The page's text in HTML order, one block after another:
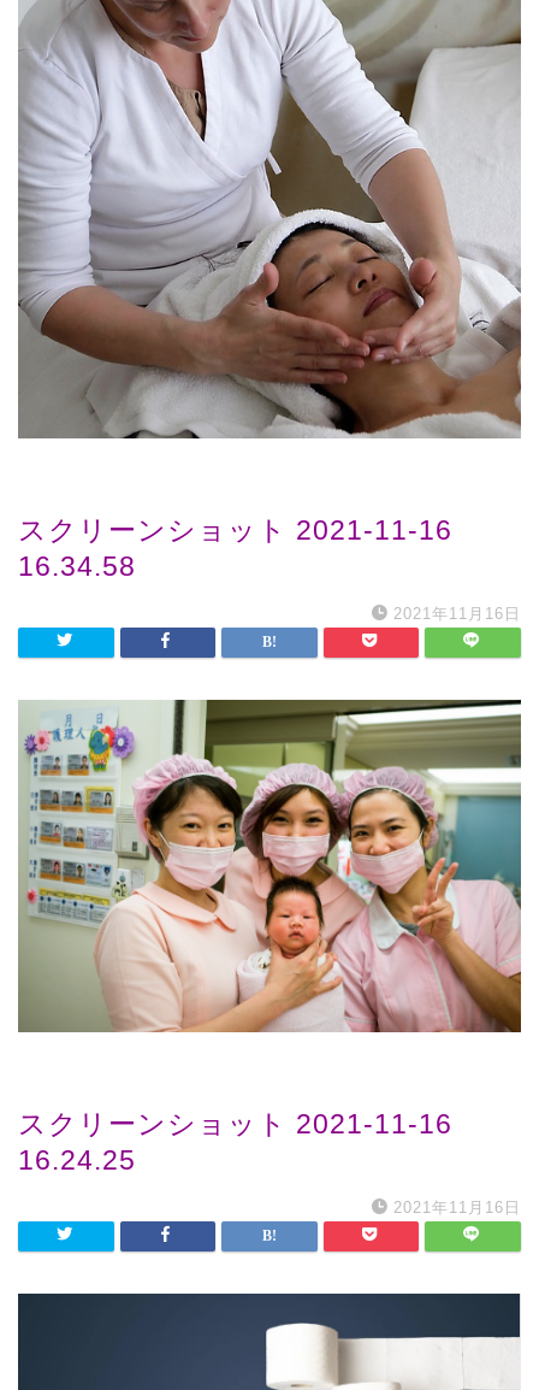
スクリーンショット 2021-11-16
16.34.58
2021年11月16日
スクリーンショット 2021-11-16
16.24.25
2021年11月16日